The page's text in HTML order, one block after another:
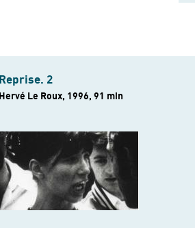
Reprise. 2
Hervé Le Roux, 1996, 91 min